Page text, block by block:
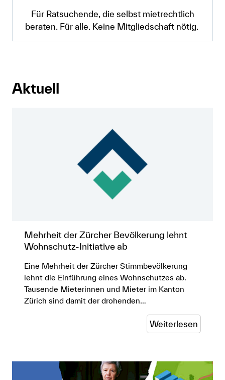
Für Ratsuchende, die selbst mietrechtlich
beraten. Für alle. Keine Mitgliedschaft nötig.
Aktuell
Mehrheit der Zürcher Bevölkerung lehnt
Wohnschutz-Initiative ab
Eine Mehrheit der Zürcher Stimmbevölkerung
lehnt die Einführung eines Wohnschutzes ab.
Tausende Mieterinnen und Mieter im Kanton
Zürich sind damit der drohenden…
Weiterlesen